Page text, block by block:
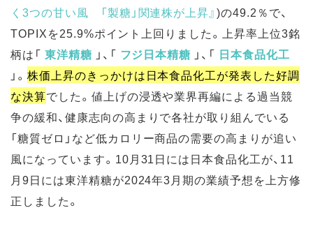
く3つの甘い風 「製糖」関連株が上昇』)の49.2％で、
TOPIXを25.9%ポイント上回りました。上昇率上位3銘
柄は「 東洋精糖 」、「 フジ日本精糖 」、「 日本食品化工
」。 株価上昇のきっかけは日本食品化工が発表した好調
な決算でした。値上げの浸透や業界再編による過当競
争の緩和、健康志向の高まりで各社が取り組んでいる
「糖質ゼロ」など低カロリー商品の需要の高まりが追い
風になっています。10月31日には日本食品化工が、11
月9日には東洋精糖が2024年3月期の業績予想を上方修
正しました。